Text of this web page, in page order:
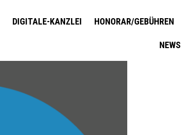
DIGITALE-KANZLEI HONORAR/GEBÜHREN
NEWS